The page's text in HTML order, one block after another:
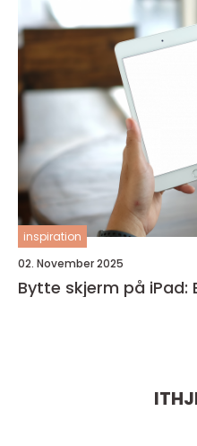
inspiration
02. November 2025
Bytte skjerm på